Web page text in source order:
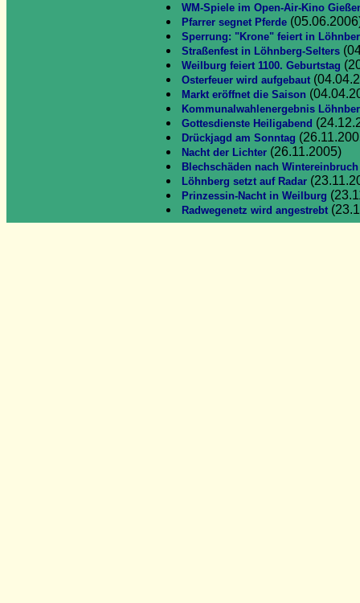
WM-Spiele im Open-Air-Kino
Pfarrer segnet Pferde
Sperrung: "Krone" feiert in
Straßenfest in Löhnberg-Selters
Weilburg feiert 1100. Geburtstag
Osterfeuer wird aufgebaut
Markt eröffnet die Saison
Kommunalwahlenergebnis
Gottesdienste Heiligabend
Drückjagd am Sonntag
Nacht der Lichter (26.11.2005)
Blechschäden nach Wintereinbruch
Löhnberg setzt auf Radar
Prinzessin-Nacht in Weilburg
Radwegenetz wird angestrebt